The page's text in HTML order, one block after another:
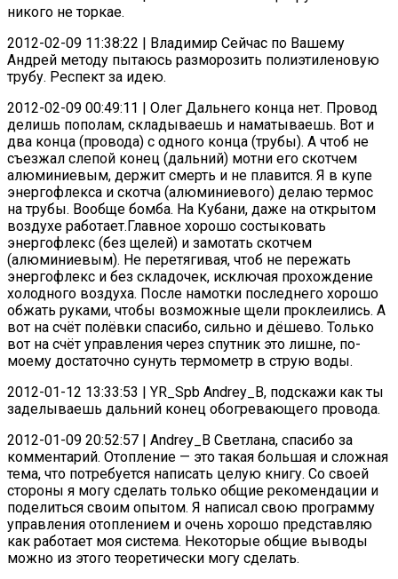
никого не торкае.
2012-02-09 11:38:22 | Владимир Сейчас по Вашему
Андрей методу пытаюсь разморозить полиэтиленовую
трубу. Респект за идею.
2012-02-09 00:49:11 | Олег Дальнего конца нет. Провод
делишь пополам, складываешь и наматываешь. Вот и
два конца (провода) с одного конца (трубы). А чтоб не
съезжал слепой конец (дальний) мотни его скотчем
алюминиевым, держит смерть и не плавится. Я в купе
энергофлекса и скотча (алюминиевого) делаю термос
на трубы. Вообще бомба. На Кубани, даже на открытом
воздухе работает.Главное хорошо состыковать
энергофлекс (без щелей) и замотать скотчем
(алюминиевым). Не перетягивая, чтоб не пережать
энергофлекс и без складочек, исключая прохождение
холодного воздуха. После намотки последнего хорошо
обжать руками, чтобы возможные щели проклеились. А
вот на счёт полёвки спасибо, сильно и дёшево. Только
вот на счёт управления через спутник это лишне, по-
моему достаточно сунуть термометр в струю воды.
2012-01-12 13:33:53 | YR_Spb Andrey_B, подскажи как ты
заделываешь дальний конец обогревающего провода.
2012-01-09 20:52:57 | Andrey_B Светлана, спасибо за
комментарий. Отопление — это такая большая и сложная
тема, что потребуется написать целую книгу. Со своей
стороны я могу сделать только общие рекомендации и
поделиться своим опытом. Я написал свою программу
управления отоплением и очень хорошо представляю
как работает моя система. Некоторые общие выводы
можно из этого теоретически могу сделать.